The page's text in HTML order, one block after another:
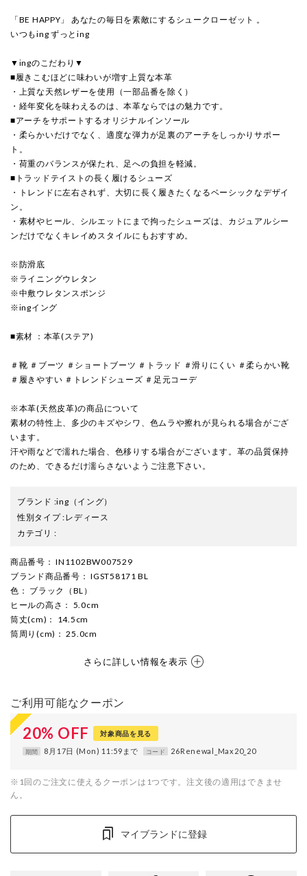
「BE HAPPY」 あなたの毎日を素敵にするシュークローゼット 。
いつもing ずっとing
▼ingのこだわり▼
■履きこむほどに味わいが増す上質な本革
・上質な天然レザーを使用（一部品番を除く）
・経年変化を味わえるのは、本革ならではの魅力です。
■アーチをサポートするオリジナルインソール
・柔らかいだけでなく、適度な弾力が足裏のアーチをしっかりサポー
ト。
・荷重のバランスが保たれ、足への負担を軽減。
■トラッドテイストの長く履けるシューズ
・トレンドに左右されず、大切に長く履きたくなるベーシックなデザイ
ン。
・素材やヒール、シルエットにまで拘ったシューズは、カジュアルシー
ンだけでなくキレイめスタイルにもおすすめ。
※防滑底
※ライニングウレタン
※中敷ウレタンスポンジ
※ingイング
■素材 ：本革(ステア)
＃靴 ＃ブーツ ＃ショートブーツ ＃トラッド ＃滑りにくい ＃柔らかい靴
＃履きやすい ＃トレンドシューズ ＃足元コーデ
※本革(天然皮革)の商品について
素材の特性上、多少のキズやシワ、色ムラや擦れが見られる場合がござ
います。
汗や雨などで濡れた場合、色移りする場合がございます。革の品質保持
のため、できるだけ濡らさないようご注意下さい。
ブランド :ing （イング）
性別タイプ:レディース
カテゴリ :
商品番号 ： IN1102BW007529
ブランド商品番号 ： IGST58171 BL
色 ： ブラック（BL）
ヒールの高さ ： 5.0cm
筒丈(cm) ： 14.5cm
筒周り(cm) ： 25.0cm
さらに詳しい情報を表示
ご利用可能なクーポン
20% OFF 対象商品を見る
期間 8月17日 (Mon) 11:59まで コード 26Renewal_Max20_20
※1回のご注文に使えるクーポンは1つです。注文後の適用はできませ
ん。
マイブランドに登録